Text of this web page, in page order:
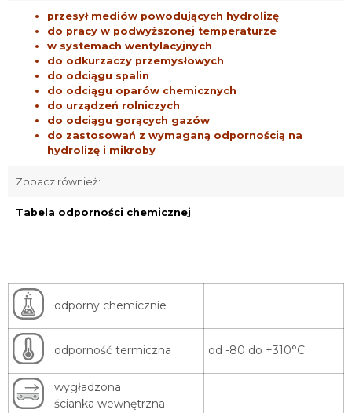
przesył mediów powodujących hydrolizę
do pracy w podwyższonej temperaturze
w systemach wentylacyjnych
do odkurzaczy przemysłowych
do odciągu spalin
do odciągu oparów chemicznych
do urządzeń rolniczych
do odciągu gorących gazów
do zastosowań z wymaganą odpornością na
hydrolizę i mikroby
Zobacz również:
Tabela odporności chemicznej
odporny chemicznie
odporność termiczna od -80 do +310°C
wygładzona
ścianka wewnętrzna